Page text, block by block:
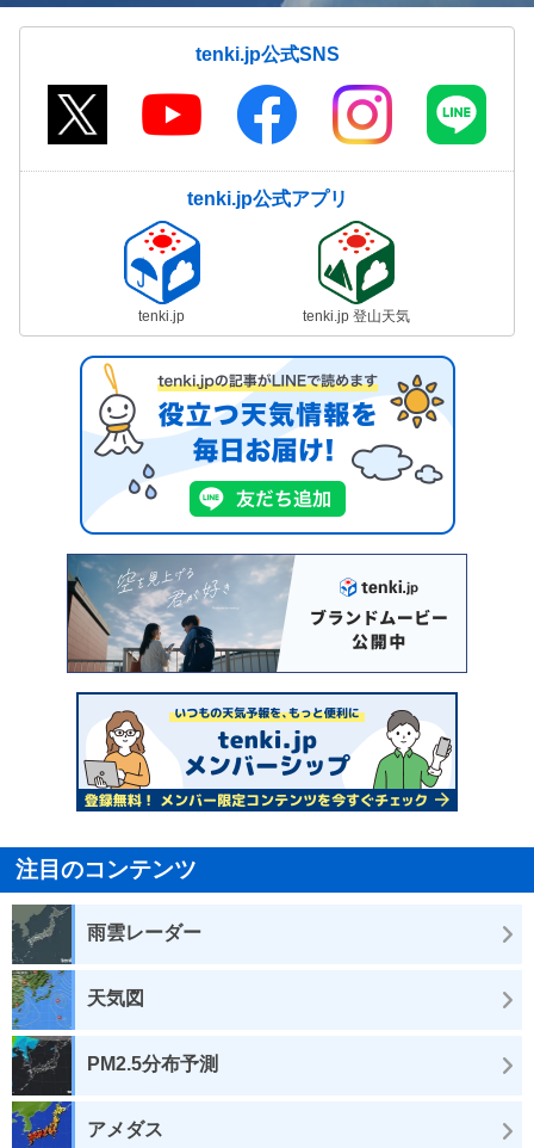
tenki.jp公式SNS
tenki.jp公式アプリ
tenki.jp tenki.jp 登山天気
注目のコンテンツ
雨雲レーダー
天気図
PM2.5分布予測
アメダス